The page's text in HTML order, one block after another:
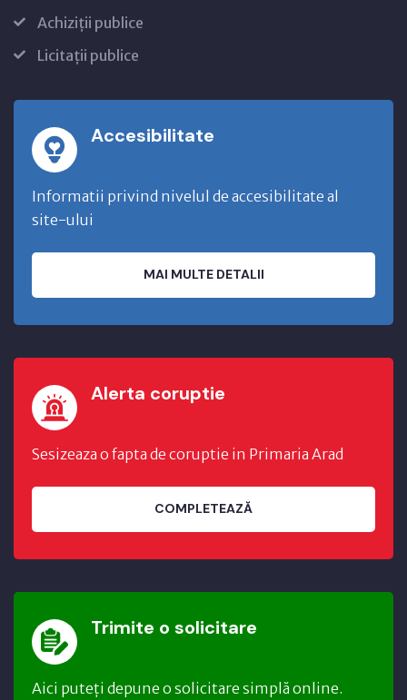
Achiziții publice
Licitații publice
Accesibilitate
Informatii privind nivelul de accesibilitate al
site-ului
MAI MULTE DETALII
Alerta coruptie
Sesizeaza o fapta de coruptie in Primaria Arad
COMPLETEAZĂ
Trimite o solicitare
Aici puteți depune o solicitare simplă online.